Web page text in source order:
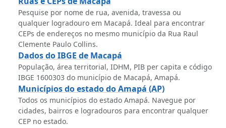
Pesquise por nome de rua, avenida, travessa ou
qualquer logradouro em Macapá. Ideal para encontrar
CEPs de endereços no mesmo município da Rua Raul
Clemente Paulo Collins.
Dados do IBGE de Macapá
População, área territorial, IDHM, PIB per capita e código
IBGE 1600303 do município de Macapá, Amapá.
Municípios do estado do Amapá (AP)
Todos os municípios do estado Amapá. Navegue por
cidades, bairros e logradouros para encontrar qualquer
CEP no estado.